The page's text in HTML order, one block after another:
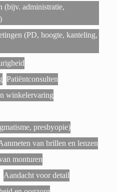
(bijv. administratie,
(PD, hoogte, kanteling,
Patiëntconsulten
winkelervaring
presbyopie)
van brillen en lenzen
monturen
Aandacht voor detail